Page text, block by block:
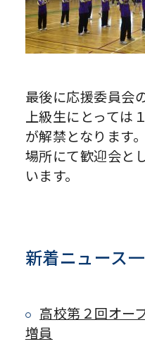
最後に応援委員会
上級生にとっては
が解禁となります
場所にて歓迎会と
います。
新着ニュース
高校第２回オー
増員